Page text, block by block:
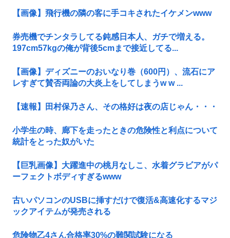
【画像】飛行機の隣の客に手コキされたイケメンwww
券売機でチンタラしてる鈍感日本人、ガチで増える。
197cm57kgの俺が背後5cmまで接近してる...
【画像】ディズニーのおいなり巻（600円）、流石にア
レすぎて賛否両論の大炎上をしてしまうw w ...
【速報】田村保乃さん、その格好は夜の店じゃん・・・
小学生の時、廊下を走ったときの危険性と利点について
統計をとった奴がいた
【巨乳画像】大躍進中の桃月なしこ、水着グラビアがパ
ーフェクトボディすぎるwww
古いパソコンのUSBに挿すだけで復活&高速化するマジ
ックアイテムが発売される
危険物乙4さん合格率30%の難関試験になる